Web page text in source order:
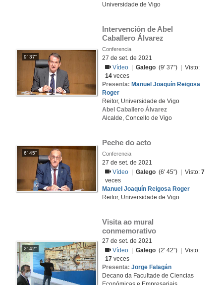
Universidade de Vigo
9' 37''
Intervención de Abel
Caballero Álvarez
Conferencia
27 de set. de 2021
Vídeo
|Galego (9' 37'') | Visto:
14 veces
Presenta: Manuel Joaquín Reigosa
Roger
Reitor, Universidade de Vigo
Abel Caballero Álvarez
Alcalde, Concello de Vigo
6' 45''
Peche do acto
Conferencia
27 de set. de 2021
Vídeo
|Galego (6' 45'') | Visto:7
veces
Manuel Joaquín Reigosa Roger
Reitor, Universidade de Vigo
2' 42''
Visita ao mural
conmemorativo
27 de set. de 2021
Vídeo
|Galego (2' 42'') | Visto:
17 veces
Presenta: Jorge Falagán
Decano da Facultade de Ciencias